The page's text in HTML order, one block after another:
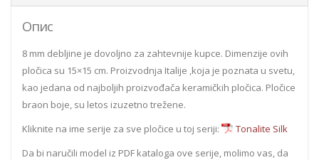
Опис
8 mm debljine je dovoljno za zahtevnije kupce. Dimenzije ovih
pločica su 15×15 cm. Proizvodnja Italije ,koja je poznata u svetu,
kao jedana od najboljih proizvođača keramičkih pločica. Pločice
braon boje, su letos izuzetno trežene.
Kliknite na ime serije za sve pločice u toj seriji:
Tonalite Silk
Da bi naručili model iz PDF kataloga ove serije, molimo vas, da